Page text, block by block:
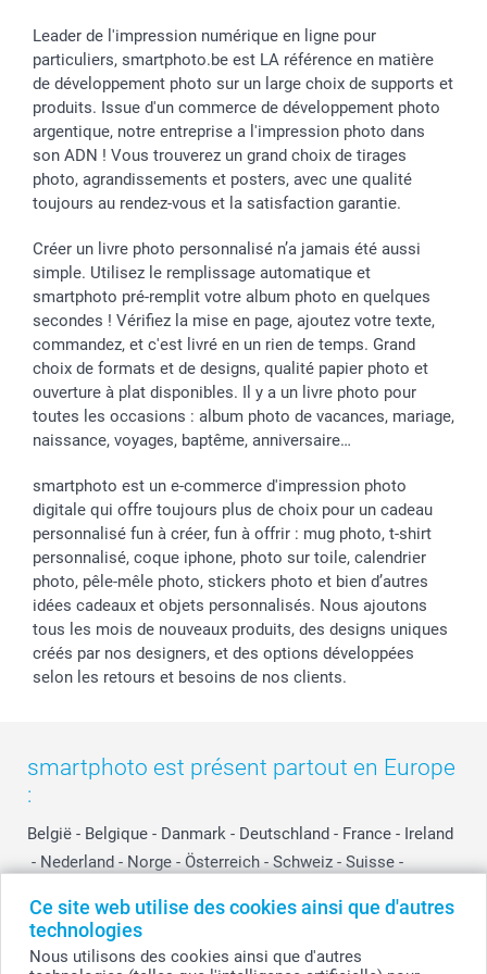
Ce site web utilise des cookies ainsi que d'autres
technologies
Nous utilisons des cookies ainsi que d'autres
Calendrier photos & Agendas photo
Dénicheur d'idées cadeau
Toussaint
Rentrée des classes
Communion
Saint-Valentin
Vacances
Plaintes
Conditions générales
Vie privée
Gestion des cookies
Tarifs
Investisseurs
Droit de rétractation
smartfriends
Modes de paiement
Modes de livraison
Grandes Quantités
Statut de ma commande
Leader de l'impression numérique en ligne pour
particuliers, smartphoto.be est LA référence en matière
de développement photo sur un large choix de supports et
produits. Issue d'un commerce de développement photo
argentique, notre entreprise a l'impression photo dans
son ADN ! Vous trouverez un grand choix de tirages
photo, agrandissements et posters, avec une qualité
toujours au rendez-vous et la satisfaction garantie.
Créer un livre photo personnalisé n’a jamais été aussi
simple. Utilisez le remplissage automatique et
smartphoto pré-remplit votre album photo en quelques
secondes ! Vérifiez la mise en page, ajoutez votre texte,
commandez, et c'est livré en un rien de temps. Grand
choix de formats et de designs, qualité papier photo et
ouverture à plat disponibles. Il y a un livre photo pour
toutes les occasions : album photo de vacances, mariage,
naissance, voyages, baptême, anniversaire…
smartphoto est un e-commerce d'impression photo
digitale qui offre toujours plus de choix pour un cadeau
personnalisé fun à créer, fun à offrir : mug photo, t-shirt
personnalisé, coque iphone, photo sur toile, calendrier
photo, pêle-mêle photo, stickers photo et bien d’autres
idées cadeaux et objets personnalisés. Nous ajoutons
tous les mois de nouveaux produits, des designs uniques
créés par nos designers, et des options développées
selon les retours et besoins de nos clients.
smartphoto est présent partout en Europe
:
België - Belgique - Danmark - Deutschland - France - Ireland
- Nederland - Norge - Österreich - Schweiz - Suisse -
Other Countries